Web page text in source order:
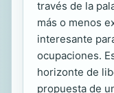
través de la
más o menos
interesante
ocupaciones.
horizonte de
propuesta de